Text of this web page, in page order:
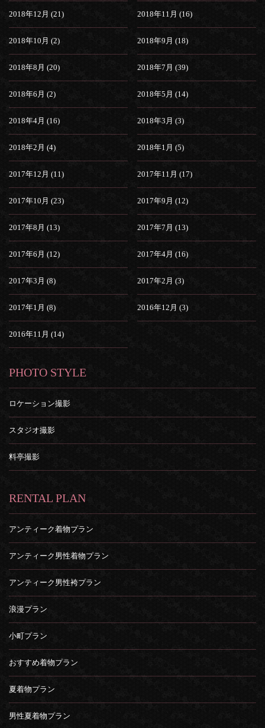
2018年12月 (21) 2018年11月 (16)
2018年10月 (2) 2018年9月 (18)
2018年8月 (20) 2018年7月 (39)
2018年6月 (2) 2018年5月 (14)
2018年4月 (16) 2018年3月 (3)
2018年2月 (4) 2018年1月 (5)
2017年12月 (11) 2017年11月 (17)
2017年10月 (23) 2017年9月 (12)
2017年8月 (13) 2017年7月 (13)
2017年6月 (12) 2017年4月 (16)
2017年3月 (8) 2017年2月 (3)
2017年1月 (8) 2016年12月 (3)
2016年11月 (14)
PHOTO STYLE
ロケーション撮影
スタジオ撮影
料亭撮影
RENTAL PLAN
アンティーク着物プラン
アンティーク男性着物プラン
アンティーク男性袴プラン
浪漫プラン
小町プラン
おすすめ着物プラン
夏着物プラン
男性夏着物プラン